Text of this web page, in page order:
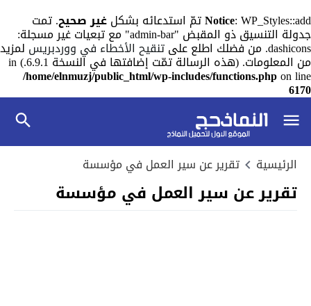
Notice: WP_Styles::add تمّ استدعائه بشكل غير صحيح. تمت
جدولة التنسيق ذو المقبض "admin-bar" مع تبعيات غير مسجلة:
dashicons. من فضلك اطلع على تنقيح الأخطاء في ووردبريس لمزيد
من المعلومات. (هذه الرسالة تمّت إضافتها في النسخة 6.9.1.) in
/home/elnmuzj/public_html/wp-includes/functions.phpon line
6170
الرئيسية تقرير عن سير العمل في مؤسسة
تقرير عن سير العمل في مؤسسة